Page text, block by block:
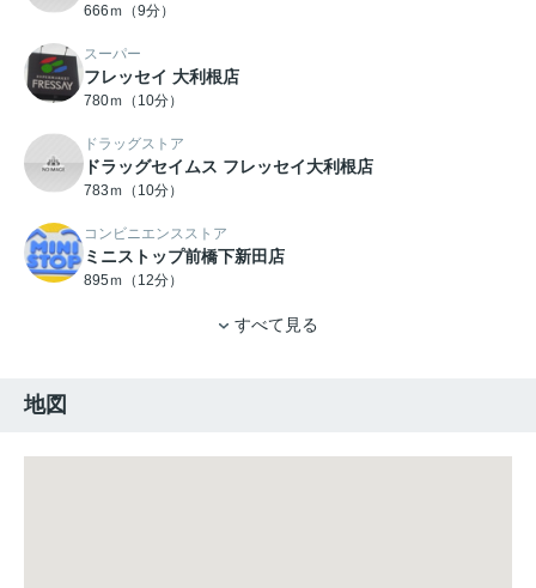
666ｍ（9分）
スーパー
フレッセイ 大利根店
780ｍ（10分）
ドラッグストア
ドラッグセイムス フレッセイ大利根店
783ｍ（10分）
コンビニエンスストア
ミニストップ前橋下新田店
895ｍ（12分）
すべて見る
地図